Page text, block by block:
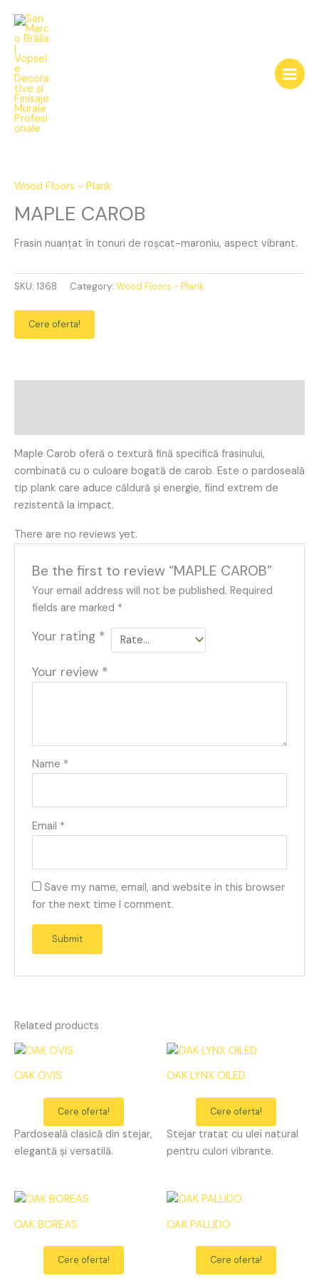
content
Wood Floors - Plank
MAPLE CAROB
Frasin nuanțat în tonuri de roșcat-maroniu, aspect vibrant.
quantity
SKU: 1368 Category: Wood Floors - Plank
Cere oferta!
Maple Carob oferă o textură fină specifică frasinului,
combinată cu o culoare bogată de carob. Este o pardoseală
tip plank care aduce căldură și energie, fiind extrem de
rezistentă la impact.
There are no reviews yet.
Be the first to review “MAPLE CAROB”
Your email address will not be published. Required
fields are marked *
Your rating *
Your review *
Name *
Email *
Save my name, email, and website in this browser
for the next time I comment.
Related products
OAK OVIS
Cere oferta!
Pardoseală clasică din stejar,
elegantă și versatilă.
OAK LYNX OILED
Cere oferta!
Stejar tratat cu ulei natural
pentru culori vibrante.
OAK BOREAS
Cere oferta!
OAK PALLIDO
Cere oferta!